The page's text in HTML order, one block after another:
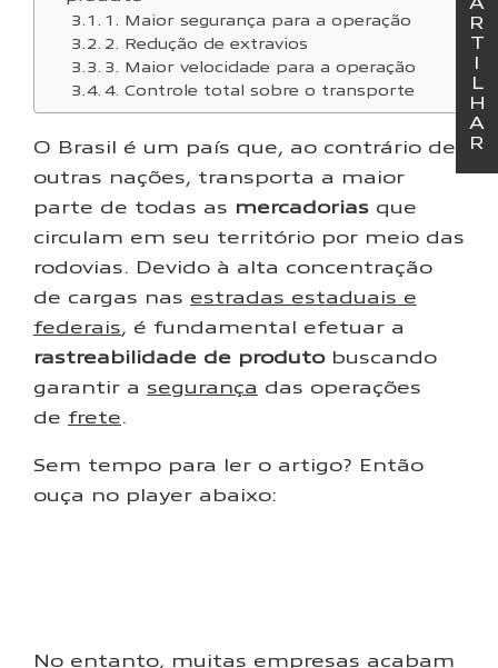
R
T
I
L
H
A
R
1. Maior segurança para a operação
2. Redução de extravios
3. Maior velocidade para a operação
4. Controle total sobre o transporte
O Brasil é um país que, ao contrário de
outras nações, transporta a maior
parte de todas as mercadorias que
circulam em seu território por meio das
rodovias. Devido à alta concentração
de cargas nas estradas estaduais e
federais , é fundamental efetuar a
rastreabilidade de produtobuscando
garantir a segurança das operações
de frete
Sem tempo para ler o artigo? Então
ouça no player abaixo:
No entanto, muitas empresas acabam